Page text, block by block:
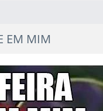
EM MIM